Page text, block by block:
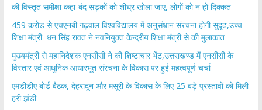
की विस्तृत समीक्षा कहा-बंद सड़कों को शीघ्र खोला जाए, लोगों को न हो दिक्कत
459 करोड़ से एचएनबी गढ़वाल विश्वविद्यालय में अनुसंधान संरचना होगी सुदृढ,उच्च
शिक्षा मंत्री धन सिंह रावत ने नवनियुक्त केन्द्रीय शिक्षा मंत्री से की मुलाकात
मुख्यमंत्री से महानिदेशक एनसीसी ने की शिष्टाचार भेंट,उत्तराखण्ड में एनसीसी के
विस्तार एवं आधुनिक आधारभूत संरचना के विकास पर हुई महत्वपूर्ण चर्चा
एमडीडीए बोर्ड बैठक, देहरादून और मसूरी के विकास के लिए 25 बड़े प्रस्तावों को मिली
हरी झंडी